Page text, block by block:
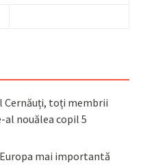
Cernăuți, toți membrii
al nouălea copil 5
mai importantă